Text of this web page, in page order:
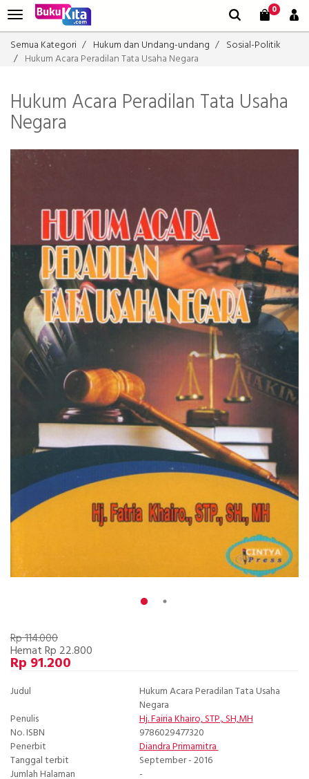
0
Semua Kategori Hukum dan Undang-undang
Sosial-Politik
Hukum Acara Peradilan Tata Usaha Negara
Hukum Acara Peradilan Tata Usaha
Negara
Rp 114.000
Hemat Rp 22.800
Rp 91.200
Judul
Hukum Acara Peradilan Tata Usaha
Negara
Penulis
Hj. Fairia Khairo, STP., SH,MH
No. ISBN
9786029477320
Penerbit
Diandra Primamitra
Tanggal terbit
September - 2016
Jumlah Halaman
-